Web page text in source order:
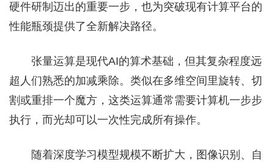
硬件研制迈出的重要一步，也为突破现有计算平台的
性能瓶颈提供了全新解决路径。
张量运算是现代AI的算术基础，但其复杂程度远
超人们熟悉的加减乘除。类似在多维空间里旋转、切
割或重排一个魔方，这类运算通常需要计算机一步步
执行，而光却可以一次性完成所有操作。
随着深度学习模型规模不断扩大，图像识别、自